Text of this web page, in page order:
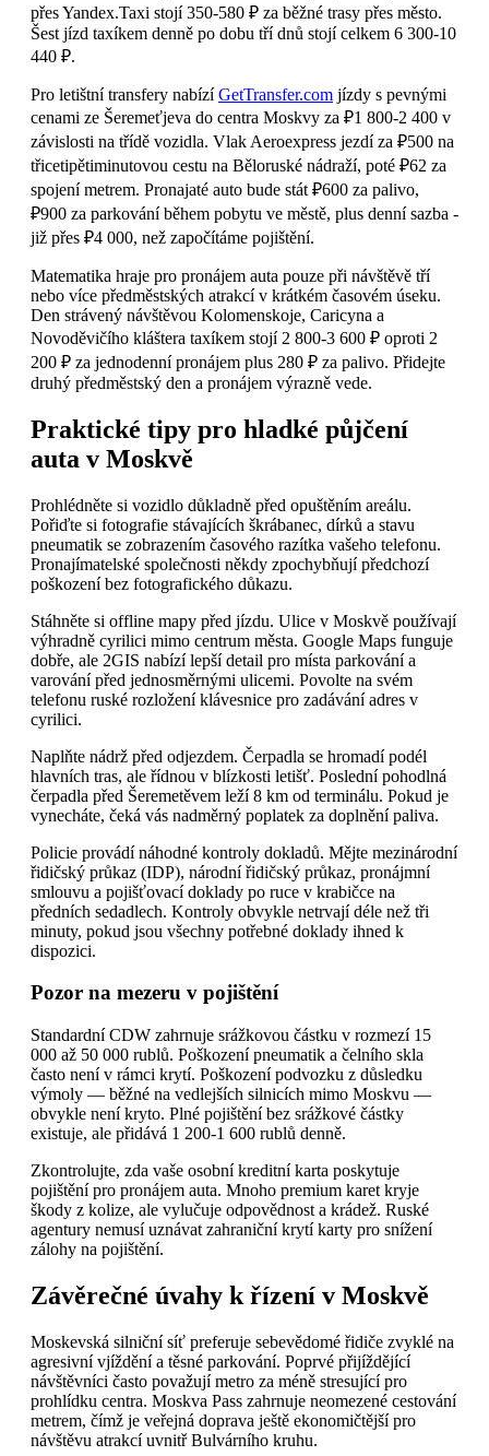
přes Yandex.Taxi stojí 350-580 ₽ za běžné trasy přes město.
Šest jízd taxíkem denně po dobu tří dnů stojí celkem 6 300-10
440 ₽.
Pro letištní transfery nabízíGetTransfer.com jízdy s pevnými
cenami ze Šeremeťjeva do centra Moskvy za ₽1 800-2 400 v
závislosti na třídě vozidla. Vlak Aeroexpress jezdí za ₽500 na
třicetipětiminutovou cestu na Běloruské nádraží, poté ₽62 za
spojení metrem. Pronajaté auto bude stát ₽600 za palivo,
₽900 za parkování během pobytu ve městě, plus denní sazba -
již přes ₽4 000, než započítáme pojištění.
Matematika hraje pro pronájem auta pouze při návštěvě tří
nebo více předměstských atrakcí v krátkém časovém úseku.
Den strávený návštěvou Kolomenskoje, Caricyna a
Novoděvičího kláštera taxíkem stojí 2 800-3 600 ₽ oproti 2
200 ₽ za jednodenní pronájem plus 280 ₽ za palivo. Přidejte
druhý předměstský den a pronájem výrazně vede.
Praktické tipy pro hladké půjčení
auta v Moskvě
Prohlédněte si vozidlo důkladně před opuštěním areálu.
Pořiďte si fotografie stávajících škrábanec, dírků a stavu
pneumatik se zobrazením časového razítka vašeho telefonu.
Pronajímatelské společnosti někdy zpochybňují předchozí
poškození bez fotografického důkazu.
Stáhněte si offline mapy před jízdu. Ulice v Moskvě používají
výhradně cyrilici mimo centrum města. Google Maps funguje
dobře, ale 2GIS nabízí lepší detail pro místa parkování a
varování před jednosměrnými ulicemi. Povolte na svém
telefonu ruské rozložení klávesnice pro zadávání adres v
cyrilici.
Naplňte nádrž před odjezdem. Čerpadla se hromadí podél
hlavních tras, ale řídnou v blízkosti letišť. Poslední pohodlná
čerpadla před Šeremetěvem leží 8 km od terminálu. Pokud je
vynecháte, čeká vás nadměrný poplatek za doplnění paliva.
Policie provádí náhodné kontroly dokladů. Mějte mezinárodní
řidičský průkaz (IDP), národní řidičský průkaz, pronájmní
smlouvu a pojišťovací doklady po ruce v krabičce na
předních sedadlech. Kontroly obvykle netrvají déle než tři
minuty, pokud jsou všechny potřebné doklady ihned k
dispozici.
Pozor na mezeru v pojištění
Standardní CDW zahrnuje srážkovou částku v rozmezí 15
000 až 50 000 rublů. Poškození pneumatik a čelního skla
často není v rámci krytí. Poškození podvozku z důsledku
výmoly — běžné na vedlejších silnicích mimo Moskvu —
obvykle není kryto. Plné pojištění bez srážkové částky
existuje, ale přidává 1 200-1 600 rublů denně.
Zkontrolujte, zda vaše osobní kreditní karta poskytuje
pojištění pro pronájem auta. Mnoho premium karet kryje
škody z kolize, ale vylučuje odpovědnost a krádež. Ruské
agentury nemusí uznávat zahraniční krytí karty pro snížení
zálohy na pojištění.
Závěrečné úvahy k řízení v Moskvě
Moskevská silniční síť preferuje sebevědomé řidiče zvyklé na
agresivní vjíždění a těsné parkování. Poprvé přijíždějící
návštěvníci často považují metro za méně stresující pro
prohlídku centra. Moskva Pass zahrnuje neomezené cestování
metrem, čímž je veřejná doprava ještě ekonomičtější pro
návštěvu atrakcí uvnitř Bulvárního kruhu.